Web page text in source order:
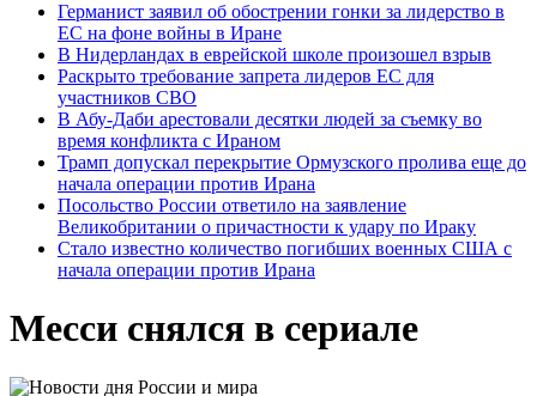
Германист заявил об обострении гонки за лидерство в
ЕС на фоне войны в Иране
В Нидерландах в еврейской школе произошел взрыв
Раскрыто требование запрета лидеров ЕС для
участников СВО
В Абу-Даби арестовали десятки людей за съемку во
время конфликта с Ираном
Трамп допускал перекрытие Ормузского пролива еще до
начала операции против Ирана
Посольство России ответило на заявление
Великобритании о причастности к удару по Ираку
Стало известно количество погибших военных США с
начала операции против Ирана
Месси снялся в сериале